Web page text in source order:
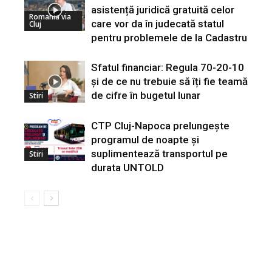
Romania via
Cluj
asistență juridică gratuită celor
care vor da în judecată statul
pentru problemele de la Cadastru
Stiri
Sfatul financiar: Regula 70-20-10
și de ce nu trebuie să îți fie teamă
de cifre în bugetul lunar
Stiri
CTP Cluj-Napoca prelungește
programul de noapte și
suplimentează transportul pe
durata UNTOLD